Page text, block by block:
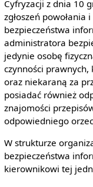
Cyfryzacji z dnia 10
zgłoszeń
bezpieczeństwa
administratora
jedynie osobę
czynności prawnych,
oraz niekaraną za
posiadać również
znajomości
odpowiedniego
W strukturze
bezpieczeństwa
kierownikowi tej